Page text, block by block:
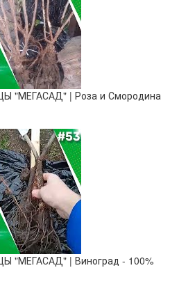
"МЕГАСАД" | Роза и Смородина
| Виноград - 100%